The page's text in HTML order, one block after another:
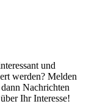
und
werden? Melden
Nachrichten
Ihr Interesse!